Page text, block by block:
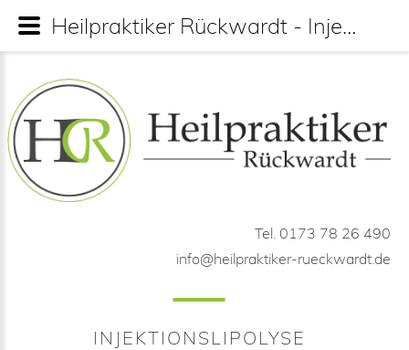
Tel. 0173 78 26 490
info@heilpraktiker-rueckwardt.de
INJEKTIONSLIPOLYSE
Heilpraktiker Rückwardt - Injektionslipolyse